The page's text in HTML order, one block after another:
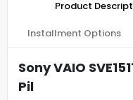
Product
Installment Options
Sony VAIO
Pil